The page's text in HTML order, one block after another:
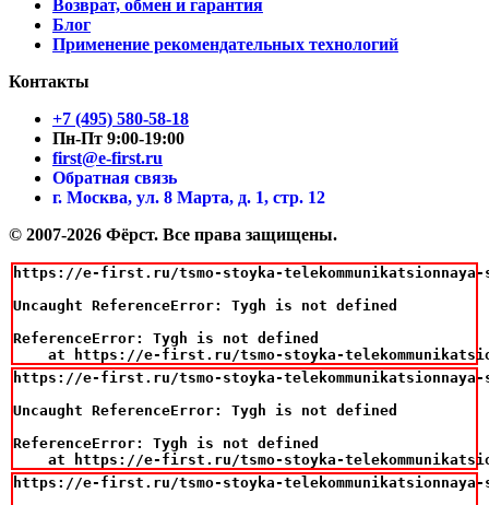
Возврат, обмен и гарантия
Блог
Применение рекомендательных технологий
Контакты
+7 (495) 580-58-18
Пн-Пт 9:00-19:00
first@e-first.ru
Обратная связь
г. Москва, ул. 8 Марта, д. 1, стр. 12
© 2007-2026 Фёрст. Все права защищены.
https://e-first.ru/tsmo-stoyka-telekommunikatsionnaya-
Uncaught ReferenceError: Tygh is not defined
ReferenceError: Tygh is not defined
at https://e-first.ru/tsmo-stoyka-
https://e-first.ru/tsmo-stoyka-telekommunikatsionnaya-
Uncaught ReferenceError: Tygh is not defined
ReferenceError: Tygh is not defined
at https://e-first.ru/tsmo-stoyka-
https://e-first.ru/tsmo-stoyka-telekommunikatsionnaya-